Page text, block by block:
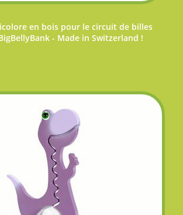
en bois pour le circuit de billes
- Made in Switzerland !